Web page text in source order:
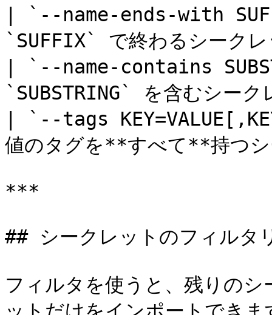
| `--name-ends-with
`SUFFIX` で終わるシーク
| `--name-contains
`SUBSTRING` を含むシー
| `--tags
値のタグを**すべて**持つ
***
## シークレットのフィルタ
フィルタを使うと、残りの